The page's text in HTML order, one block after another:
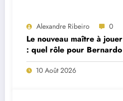
Alexandre Ribeiro 0
Le nouveau maître à
: quel rôle pour Bernardo
ordres de José Mourinho
10 Août 2026